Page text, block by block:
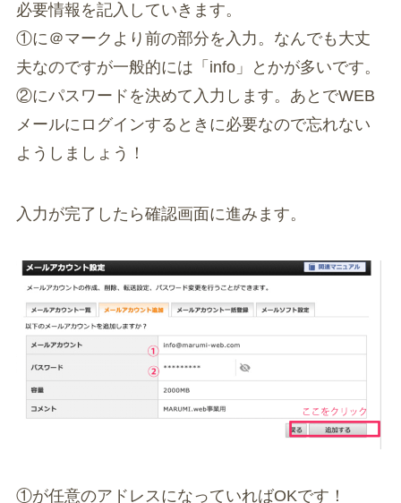
必要情報を記入していきます。
①に＠マークより前の部分を入力。なんでも大丈
夫なのですが一般的には「info」とかが多いです。
②にパスワードを決めて入力します。あとでWEB
メールにログインするときに必要なので忘れない
ようしましょう！
入力が完了したら確認画面に進みます。
①が任意のアドレスになっていればOKです！